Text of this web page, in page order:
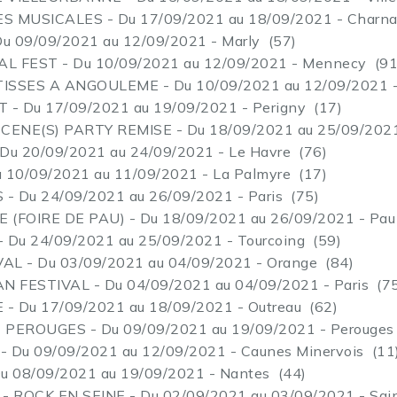
La Grave (82)
(51)
MUSICALES - Du 17/09/2021 au 18/09/2021 -
09/09/2021 au 12/09/2021 - Marly (57)
FEST - Du 10/09/2021 au 12/09/2021 - Mennecy
A ANGOULEME - Du 10/09/2021 au 12/09/
- Du 17/09/2021 au 19/09/2021 - Perigny (17)
PARTY REMISE - Du 18/09/2021 au 25/09/
20/09/2021 au 24/09/2021 - Le Havre (76)
10/09/2021 au 11/09/2021 - La Palmyre (17)
- Du 24/09/2021 au 26/09/2021 - Paris (75)
(FOIRE DE PAU) - Du 18/09/2021 au 26/09/2021 -
Du 24/09/2021 au 25/09/2021 - Tourcoing (59)
- Du 03/09/2021 au 04/09/2021 - Orange (84)
FESTIVAL - Du 04/09/2021 au 04/09/2021 - Paris
- Du 17/09/2021 au 18/09/2021 - Outreau (62)
PEROUGES - Du 09/09/2021 au 19/09/2021 -
- Du 09/09/2021 au 12/09/2021 - Caunes Minervois
08/09/2021 au 19/09/2021 - Nantes (44)